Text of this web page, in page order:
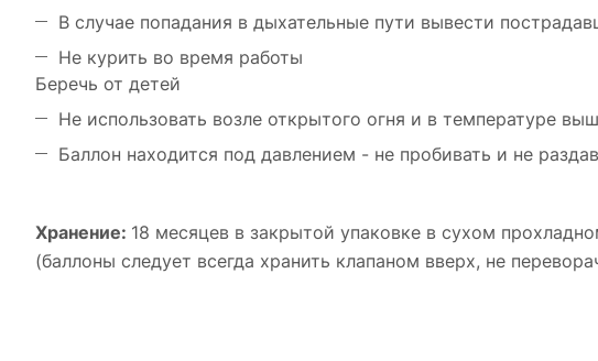
В случае попадания в дыхательные пути вывести
Не курить во время работы
Беречь от детей
Не использовать возле открытого огня и в температуре
Баллон находится под давлением - не пробивать и не
Хранение: 18 месяцев в закрытой упаковке в сухом
(баллоны следует всегда хранить клапаном вверх, не